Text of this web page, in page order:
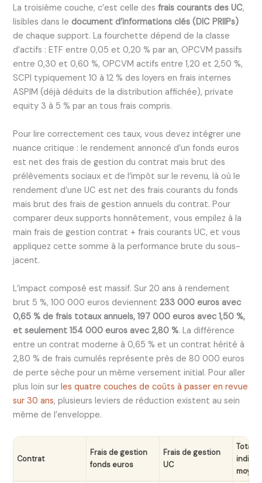
La troisième couche, c’est celle desfrais courants des UC,
lisibles dans ledocument d’informations clés (DIC PRIIPs)
de chaque support. La fourchette dépend de la classe
d’actifs : ETF entre 0,05 et 0,20 % par an, OPCVM passifs
entre 0,30 et 0,60 %, OPCVM actifs entre 1,20 et 2,50 %,
SCPI typiquement 10 à 12 % des loyers en frais internes
ASPIM (déjà déduits de la distribution affichée), private
equity 3 à 5 % par an tous frais compris.
Pour lire correctement ces taux, vous devez intégrer une
nuance critique : le rendement annoncé d’un fonds euros
est net des frais de gestion du contrat mais brut des
prélèvements sociaux et de l’impôt sur le revenu, là où le
rendement d’une UC est net des frais courants du fonds
mais brut des frais de gestion annuels du contrat. Pour
comparer deux supports honnêtement, vous empilez à la
main frais de gestion contrat + frais courants UC, et vous
appliquez cette somme à la performance brute du sous-
jacent.
L’impact composé est massif. Sur 20 ans à rendement
brut 5 %, 100 000 euros deviennent233 000 euros avec
0,65 % de frais totaux annuels, 197 000 euros avec 1,50 %,
et seulement 154 000 euros avec 2,80 %. La différence
entre un contrat moderne à 0,65 % et un contrat hérité à
2,80 % de frais cumulés représente près de 80 000 euros
de perte sèche pour un même versement initial. Pour aller
plus loin surles quatre couches de coûts à passer en revue
sur 30 ans, plusieurs leviers de réduction existent au sein
même de l’enveloppe.
Contrat
Frais de gestion
fonds euros
Frais de gestion
UC
Total